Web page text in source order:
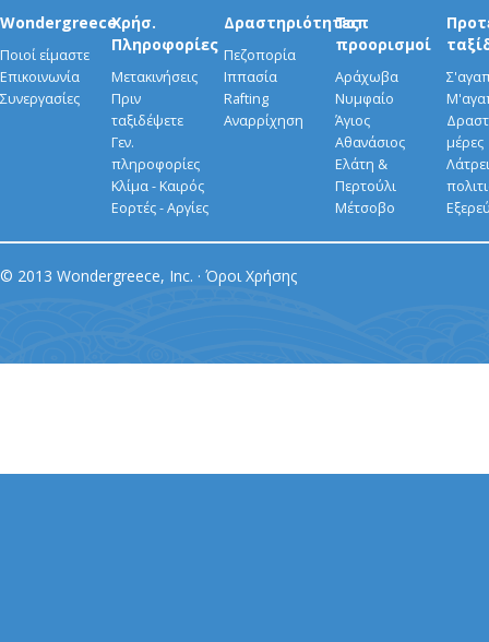
Wondergreece
Ποιοί είμαστε
Επικοινωνία
Συνεργασίες
Χρήσ.
Πληροφορίες
Μετακινήσεις
Πριν
ταξιδέψετε
Γεν.
πληροφορίες
Κλίμα - Καιρός
Εορτές - Αργίες
Δραστηριότητες
Πεζοπορία
Ιππασία
Rafting
Αναρρίχηση
Τοπ
προορισμοί
Αράχωβα
Νυμφαίο
Άγιος
Αθανάσιος
Ελάτη &
Περτούλι
Μέτσοβο
μέρες
© 2013 Wondergreece, Inc. · Όροι Χρήσης